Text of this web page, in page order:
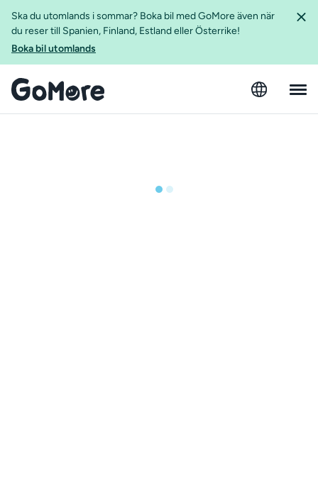
Ska du utomlands i sommar? Boka bil med GoMore även när
du reser till Spanien, Finland, Estland eller Österrike!
Boka bil utomlands